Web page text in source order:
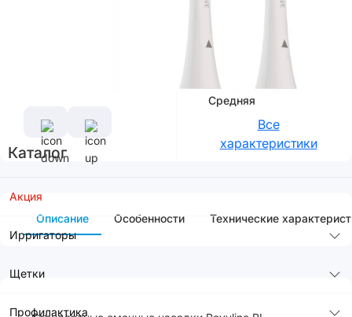
Каталог
Акция
Ирригаторы
Щетки
Профилактика
Характеристики
Жесткость
Средняя
Все
характеристики
Описание Особенности Технические